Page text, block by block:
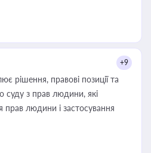
+9
рішення, правові позиції та
суду з прав людини, які
прав людини і застосування